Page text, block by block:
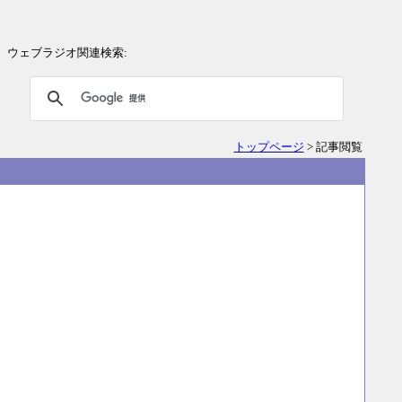
ウェブラジオ関連検索:
トップページ > 記事閲覧